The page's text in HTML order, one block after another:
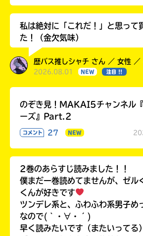
私は絶対に「これだ！」と思って
た！（金欠気味）
歴バス推しシャチ さん ／ 女性
2026.08.01 NEW 注目 !!
のぞき見！MAKAI5チャンネル
ーズ』Part.2
コメント 27 NEW
2巻のあらすじ読みました！！
僕まだ一巻読めてませんが、ゼル
くんが好きです
ツンデレ系と、ふわふわ系男子め
なので(｀・∀・´)
早く読みたいです（またいってる）